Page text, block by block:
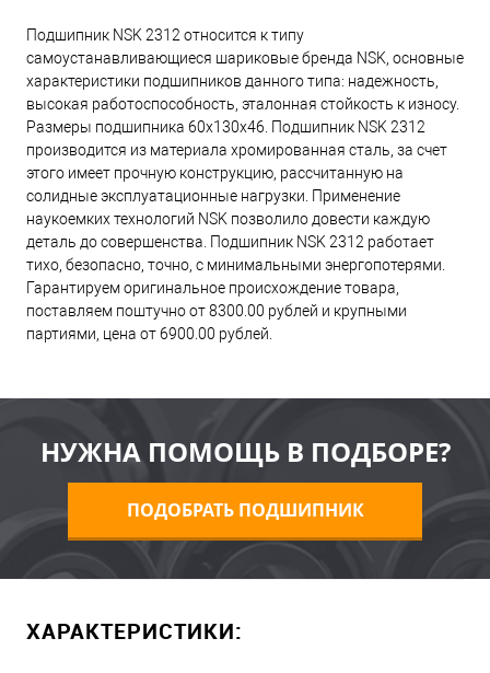
Подшипник NSK 2312 относится к типу
самоустанавливающиеся шариковые бренда NSK, основные
характеристики подшипников данного типа: надежность,
высокая работоспособность, эталонная стойкость к износу.
Размеры подшипника 60x130x46. Подшипник NSK 2312
производится из материала хромированная сталь, за счет
этого имеет прочную конструкцию, рассчитанную на
солидные эксплуатационные нагрузки. Применение
наукоемких технологий NSK позволило довести каждую
деталь до совершенства. Подшипник NSK 2312 работает
тихо, безопасно, точно, с минимальными энергопотерями.
Гарантируем оригинальное происхождение товара,
поставляем поштучно от 8300.00 рублей и крупными
партиями, цена от 6900.00 рублей.
НУЖНА ПОМОЩЬ В ПОДБОРЕ?
ПОДОБРАТЬ ПОДШИПНИК
ХАРАКТЕРИСТИКИ: